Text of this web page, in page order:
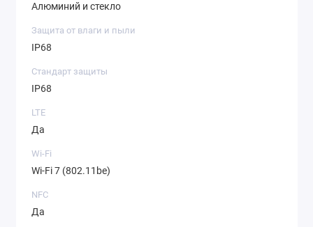
Алюминий и стекло
Защита от влаги и пыли
IP68
Стандарт защиты
IP68
LTE
Да
Wi-Fi
Wi-Fi 7 (802.11be)
NFC
Да